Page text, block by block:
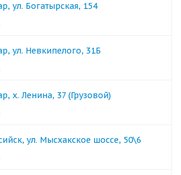
ул. Богатырская, 154
ул. Невкипелого, 31Б
х. Ленина, 37 (Грузовой)
ул. Мысхакское шоссе, 50\6